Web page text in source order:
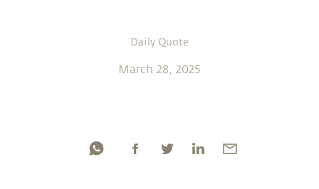
Daily Quote
March 28, 2025